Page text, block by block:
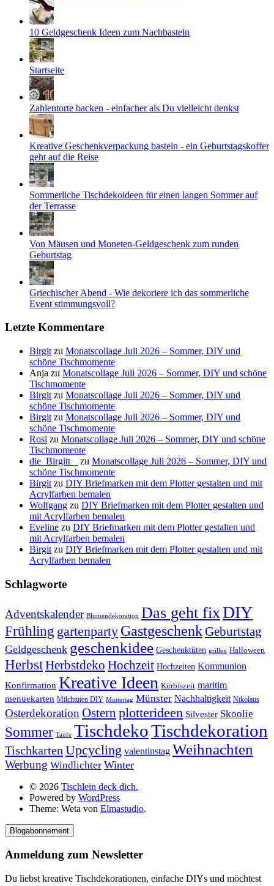
10 Geldgeschenk Ideen zum Nachbasteln
Startseite
Zahlentorte backen - einfacher als Du vielleicht denkst
Kreative Geschenkverpackung basteln - ein Geburtstagskoffer
geht auf die Reise
Sommerliche Tischdekoideen für einen langen Sommer auf
der Terrasse
Von Mäusen und Moneten-Geldgeschenk zum runden
Geburtstag
Griechischer Abend - Wie dekoriere ich das sommerliche
Event stimmungsvoll?
Letzte Kommentare
Birgit zu Monatscollage Juli 2026 – Sommer, DIY und
schöne Tischmomente
Anja zu Monatscollage Juli 2026 – Sommer, DIY und schöne
Tischmomente
Birgit zu Monatscollage Juli 2026 – Sommer, DIY und
schöne Tischmomente
Birgit zu Monatscollage Juli 2026 – Sommer, DIY und
schöne Tischmomente
Rosi zu Monatscollage Juli 2026 – Sommer, DIY und schöne
Tischmomente
die_Birgitt _
zu Monatscollage Juli 2026 – Sommer, DIY und
schöne Tischmomente
Birgit zu DIY Briefmarken mit dem Plotter gestalten und mit
Acrylfarben bemalen
Wolfgang zu DIY Briefmarken mit dem Plotter gestalten und
mit Acrylfarben bemalen
Eveline zu DIY Briefmarken mit dem Plotter gestalten und
mit Acrylfarben bemalen
Birgit zu DIY Briefmarken mit dem Plotter gestalten und mit
Acrylfarben bemalen
Schlagworte
Adventskalender Blumendekoration Das geht fixDIY
Frühling gartenparty GastgeschenkGeburtstag
Geldgeschenk geschenkidee Geschenktüten grillen Halloween
HerbstHerbstdeko Hochzeit Hochzeiten Kommunion
Konfirmation Kreative Ideen Kürbiszeit maritim
menuekarten Milchtüten DIY Muttertag Münster Nachhaltigkeit Nikolaus
Osterdekoration Ostern plotterideen Silvester Skoolie
Sommer Taufe TischdekoTischdekoration
Tischkarten Upcycling valentinstag Weihnachten
Werbung Windlichter Winter
© 2026 Tischlein deck dich.
Powered by WordPress
Theme: Weta von Elmastudio.
Blogabonnement
Anmeldung zum Newsletter
Du liebst kreative Tischdekorationen, einfache DIYs und möchtest